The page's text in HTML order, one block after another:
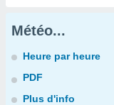
Météo...
Heure par heure
PDF
Plus d'info